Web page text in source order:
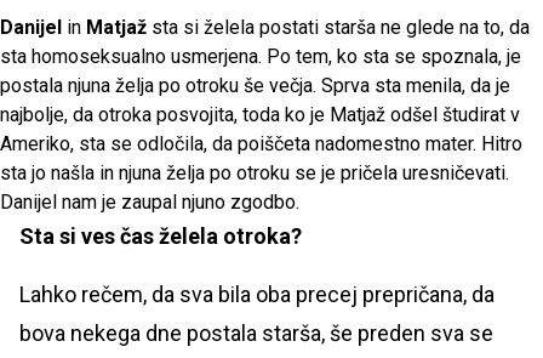
Danijel in Matjaž sta si želela postati starša ne glede na to, da
sta homoseksualno usmerjena. Po tem, ko sta se spoznala, je
postala njuna želja po otroku še večja. Sprva sta menila, da je
najbolje, da otroka posvojita, toda ko je Matjaž odšel študirat v
Ameriko, sta se odločila, da poiščeta nadomestno mater. Hitro
sta jo našla in njuna želja po otroku se je pričela uresničevati.
Danijel nam je zaupal njuno zgodbo.
Sta si ves čas želela otroka?
Lahko rečem, da sva bila oba precej prepričana, da
bova nekega dne postala starša, še preden sva se